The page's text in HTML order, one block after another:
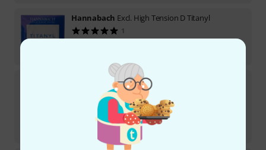
Hannabach Excl. High Tension D Titanyl
1
Sofort lieferbar
Hannabach827MT single String D4w
Sofort lieferbar
€
UVP:4,87 €